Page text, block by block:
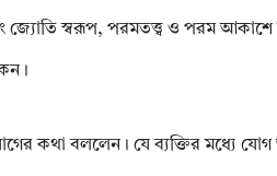
জ্যোতি স্বরূপ, পরমতত্ত্ব ও পরম
কথা বললেন। যে ব্যক্তির মধ্যে যোগ